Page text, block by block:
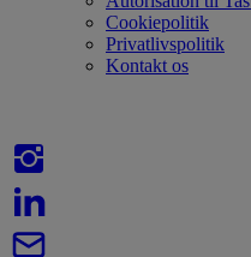
Cookiepolitik
Privatlivspolitik
Kontakt os